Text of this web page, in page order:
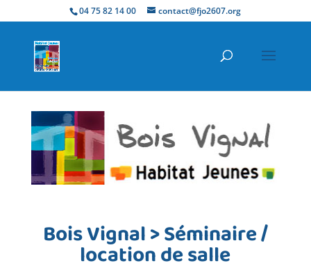
04 75 82 14 00 contact@fjo2607.org
Bois Vignal > Séminaire /
location de salle